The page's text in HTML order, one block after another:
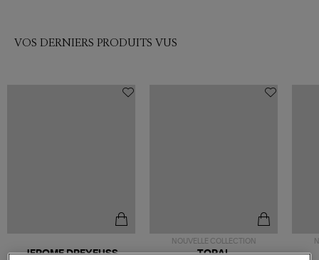
VOS DERNIERS PRODUITS VUS
JEROME DREYFUSS
NOUVELLE COLLECTION
TORAL